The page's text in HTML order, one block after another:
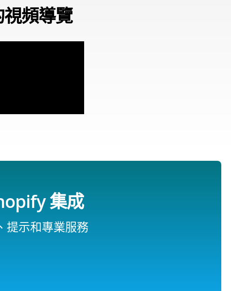
頻導覽
集成
提示和專業服務